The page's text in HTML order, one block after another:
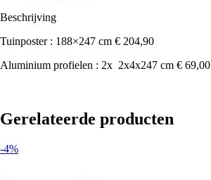
Beschrijving
Tuinposter : 188×247 cm € 204,90
Aluminium profielen : 2x 2x4x247 cm € 69,00
Gerelateerde producten
-4%